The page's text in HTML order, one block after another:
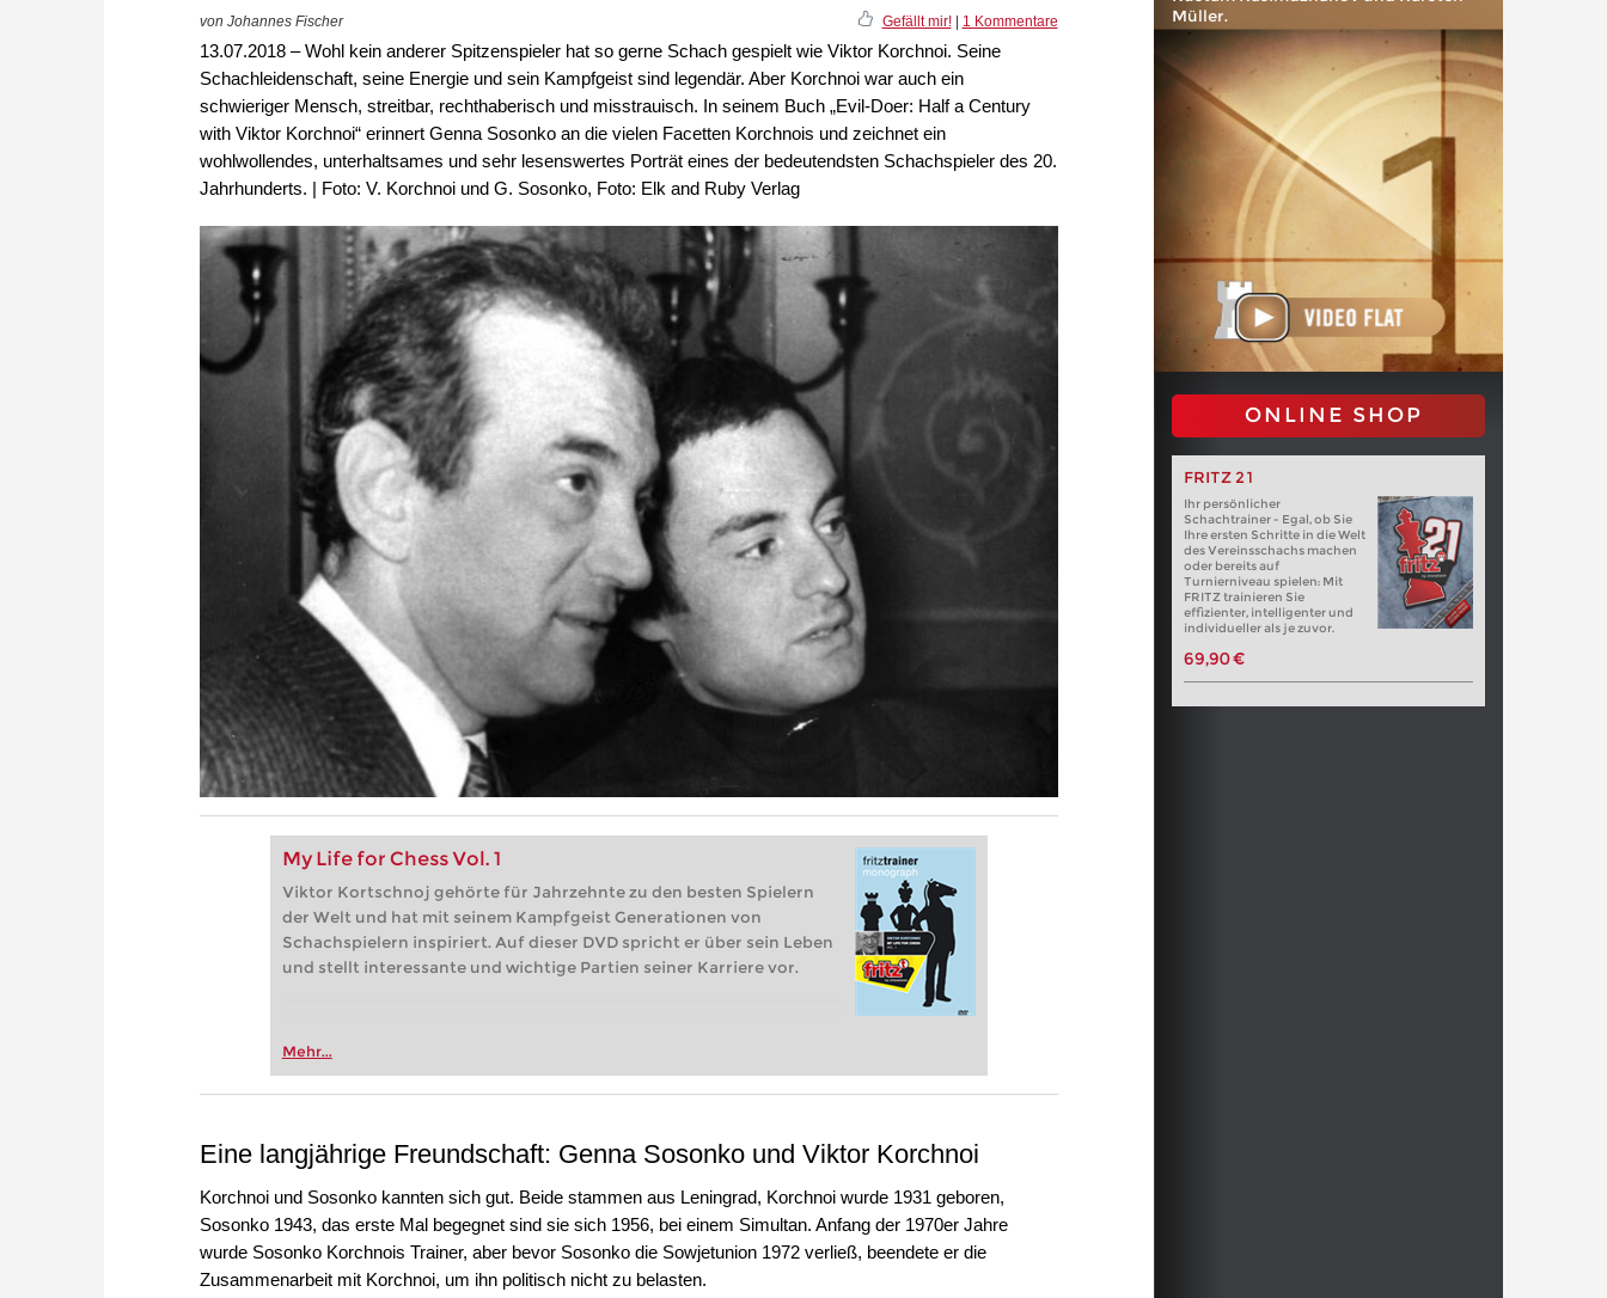
von Johannes Fischer Gefällt mir!| 1 Kommentare
13.07.2018 – Wohl kein anderer Spitzenspieler hat so gerne Schach gespielt wie Viktor Korchnoi. Seine
Schachleidenschaft, seine Energie und sein Kampfgeist sind legendär. Aber Korchnoi war auch ein
schwieriger Mensch, streitbar, rechthaberisch und misstrauisch. In seinem Buch „Evil-Doer: Half a Century
with Viktor Korchnoi“ erinnert Genna Sosonko an die vielen Facetten Korchnois und zeichnet ein
wohlwollendes, unterhaltsames und sehr lesenswertes Porträt eines der bedeutendsten Schachspieler des 20.
Jahrhunderts. | Foto: V. Korchnoi und G. Sosonko, Foto: Elk and Ruby Verlag
My Life for Chess Vol. 1
Viktor Kortschnoj gehörte für Jahrzehnte zu den besten Spielern
der Welt und hat mit seinem Kampfgeist Generationen von
Schachspielern inspiriert. Auf dieser DVD spricht er über sein Leben
und stellt interessante und wichtige Partien seiner Karriere vor.
Mehr...
Müller.
ONLINE SHOP
FRITZ 21
Ihr persönlicher
Schachtrainer - Egal, ob Sie
Ihre ersten Schritte in die Welt
des Vereinsschachs machen
oder bereits auf
Turnierniveau spielen: Mit
FRITZ trainieren Sie
effizienter, intelligenter und
individueller als je zuvor.
69,90 €
Eine langjährige Freundschaft: Genna Sosonko und Viktor Korchnoi
Korchnoi und Sosonko kannten sich gut. Beide stammen aus Leningrad, Korchnoi wurde 1931 geboren,
Sosonko 1943, das erste Mal begegnet sind sie sich 1956, bei einem Simultan. Anfang der 1970er Jahre
wurde Sosonko Korchnois Trainer, aber bevor Sosonko die Sowjetunion 1972 verließ, beendete er die
Zusammenarbeit mit Korchnoi, um ihn politisch nicht zu belasten.